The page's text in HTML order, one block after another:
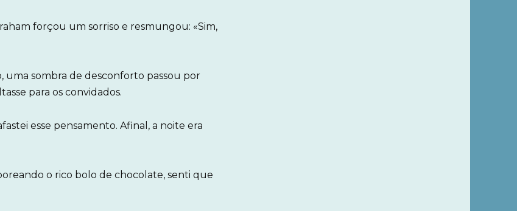
forçou um sorriso e resmungou: «Sim,
uma sombra de desconforto passou por
para os convidados.
esse pensamento. Afinal, a noite era
o rico bolo de chocolate, senti que